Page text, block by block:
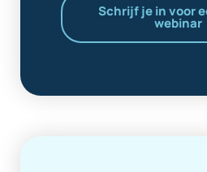
Schrijf je in voor
webinar